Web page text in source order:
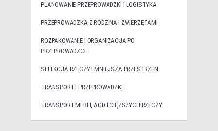
PLANOWANIE PRZEPROWADZKI I LOGISTYKA
PRZEPROWADZKA Z RODZINĄ I ZWIERZĘTAMI
ROZPAKOWANIE I ORGANIZACJA PO
PRZEPROWADZCE
SELEKCJA RZECZY I MNIEJSZA PRZESTRZEŃ
TRANSPORT I PRZEPROWADZKI
TRANSPORT MEBLI, AGD I CIĘŻSZYCH RZECZY